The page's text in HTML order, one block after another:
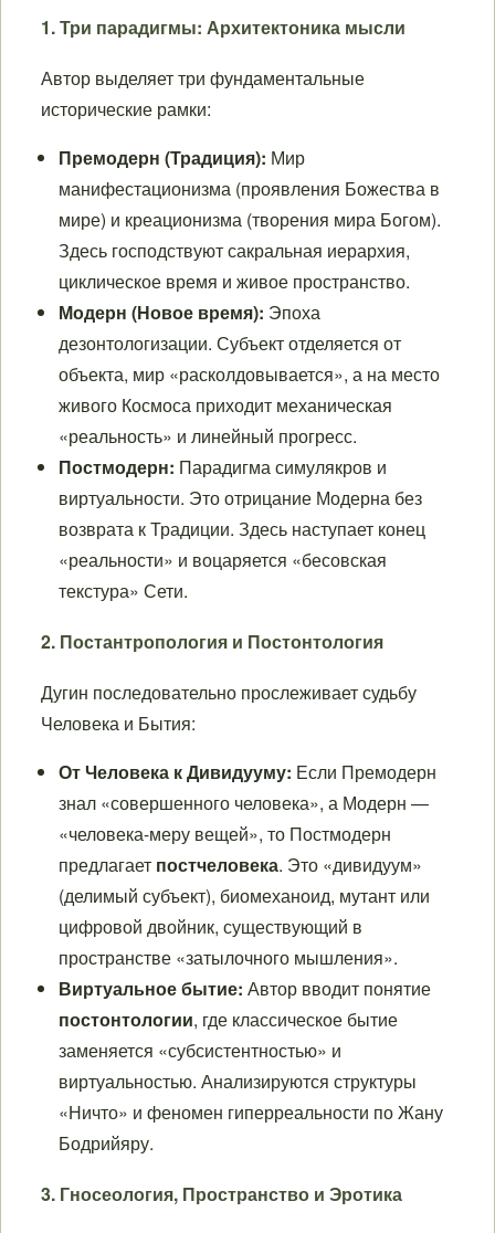
1. Три парадигмы: Архитектоника мысли
Автор выделяет три фундаментальные
исторические рамки:
Премодерн (Традиция): Мир
манифестационизма (проявления Божества в
мире) и креационизма (творения мира Богом).
Здесь господствуют сакральная иерархия,
циклическое время и живое пространство.
Модерн (Новое время): Эпоха
дезонтологизации. Субъект отделяется от
объекта, мир «расколдовывается», а на место
живого Космоса приходит механическая
«реальность» и линейный прогресс.
Постмодерн: Парадигма симулякров и
виртуальности. Это отрицание Модерна без
возврата к Традиции. Здесь наступает конец
«реальности» и воцаряется «бесовская
текстура» Сети.
2. Постантропология и Постонтология
Дугин последовательно прослеживает судьбу
Человека и Бытия:
От Человека к Дивидууму: Если Премодерн
знал «совершенного человека», а Модерн —
«человека-меру вещей», то Постмодерн
предлагает постчеловека. Это «дивидуум»
(делимый субъект), биомеханоид, мутант или
цифровой двойник, существующий в
пространстве «затылочного мышления».
Виртуальное бытие: Автор вводит понятие
постонтологии, где классическое бытие
заменяется «субсистентностью» и
виртуальностью. Анализируются структуры
«Ничто» и феномен гиперреальности по Жану
Бодрийяру.
3. Гносеология, Пространство и Эротика